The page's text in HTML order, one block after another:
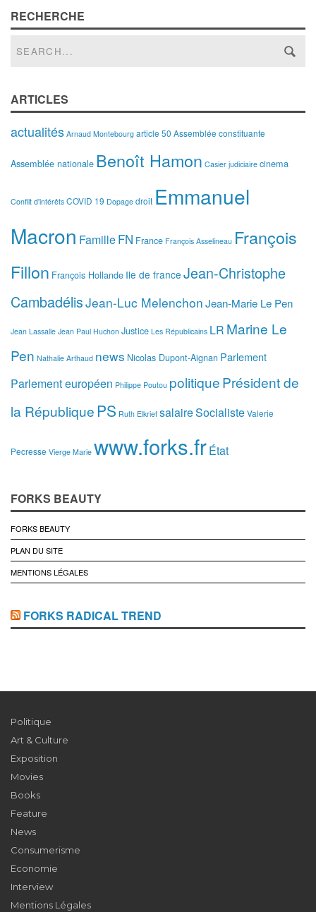
RECHERCHE
ARTICLES
actualités Arnaud Montebourg article 50 Assemblée constituante
Assemblée nationale Benoît Hamon Casier judiciaire cinema
Conflit d'intérêts COVID 19 Dopage droit Emmanuel
Macron FamilleFN France François Asselineau François
Fillon François Hollande Ile de france Jean-Christophe
CambadélisJean-Luc MelenchonJean-Marie Le Pen
Jean Lassalle Jean Paul Huchon Justice Les Républicains LR Marine Le
Pen Nathalie Arthaud news Nicolas Dupont-Aignan Parlement
Parlement européen Philippe Poutou politiquePrésident de
la République PS Ruth Elkrief salaireSocialisteValerie
Pecresse Vierge Marie www.forks.frÉtat
FORKS BEAUTY
FORKS BEAUTY
PLAN DU SITE
MENTIONS LÉGALES
FORKS RADICAL TREND
Politique
Art & Culture
Exposition
Movies
Books
Feature
News
Consumerisme
Economie
Interview
Mentions Légales